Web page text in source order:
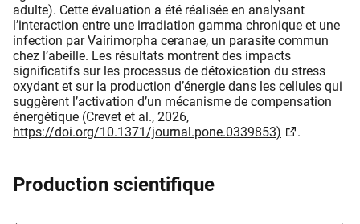
adulte). Cette évaluation a été réalisée en analysant
l’interaction entre une irradiation gamma chronique et une
infection par Vairimorpha ceranae, un parasite commun
chez l’abeille. Les résultats montrent des impacts
significatifs sur les processus de détoxication du stress
oxydant et sur la production d’énergie dans les cellules qui
suggèrent l’activation d’un mécanisme de compensation
énergétique (Crevet et al., 2026,
https://doi.org/10.1371/journal.pone.0339853)
.
Production scientifique